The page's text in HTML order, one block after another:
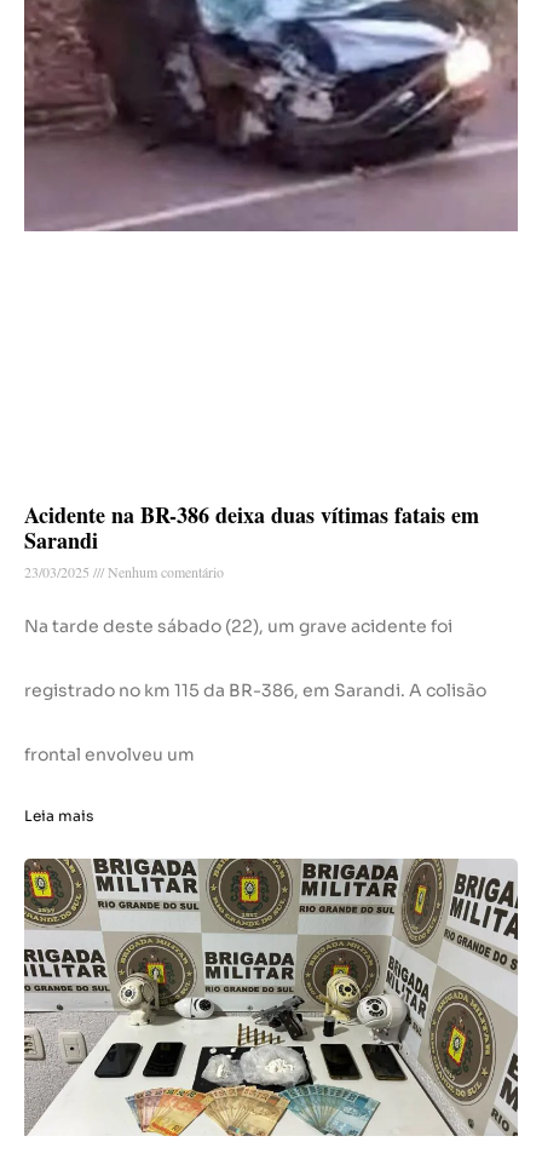
Acidente na BR-386 deixa duas vítimas fatais em
Sarandi
23/03/2025 Nenhum comentário
Na tarde deste sábado (22), um grave acidente foi
registrado no km 115 da BR-386, em Sarandi. A colisão
frontal envolveu um
Leia mais